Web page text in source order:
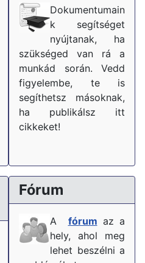
Dokumentumain
k segítséget
nyújtanak, ha
szükséged van rá a
munkád során. Vedd
figyelembe, te is
segíthetsz másoknak,
ha publikálsz itt
cikkeket!
Fórum
A fórum az a
hely, ahol meg
lehet beszélni a